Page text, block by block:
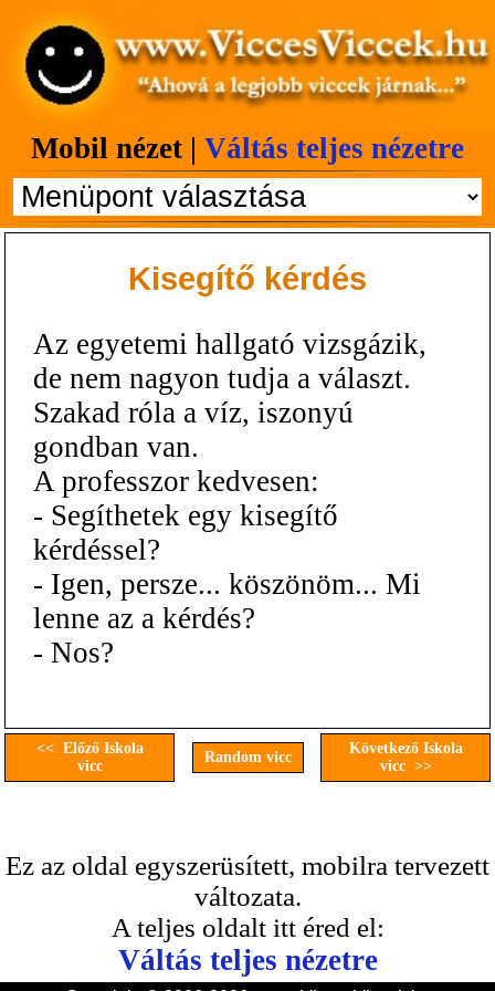
Mobil nézet | Váltás teljes nézetre
Kisegítő kérdés
Az egyetemi hallgató vizsgázik,
de nem nagyon tudja a választ.
Szakad róla a víz, iszonyú
gondban van.
A professzor kedvesen:
- Segíthetek egy kisegítő
kérdéssel?
- Igen, persze... köszönöm... Mi
lenne az a kérdés?
- Nos?
<< Előző Iskola
vicc
Random vicc
Következő Iskola
vicc >>
Ez az oldal egyszerüsített, mobilra tervezett
változata.
A teljes oldalt itt éred el:
Váltás teljes nézetre